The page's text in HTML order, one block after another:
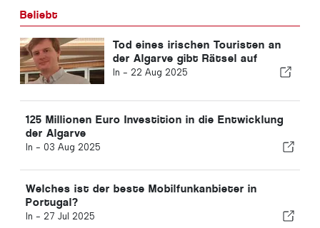
Beliebt
Tod eines irischen Touristen an
der Algarve gibt Rätsel auf
In - 22 Aug 2025
125 Millionen Euro Investition in die Entwicklung
der Algarve
In - 03 Aug 2025
Welches ist der beste Mobilfunkanbieter in
Portugal?
In - 27 Jul 2025